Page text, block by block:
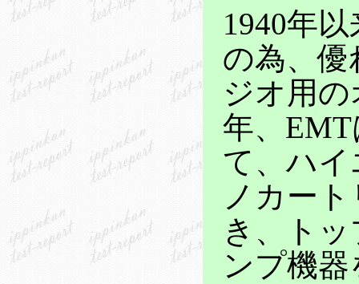
1940年
の為、
ジオ用
年、
て、ハ
ノカー
き、ト
ンプ機